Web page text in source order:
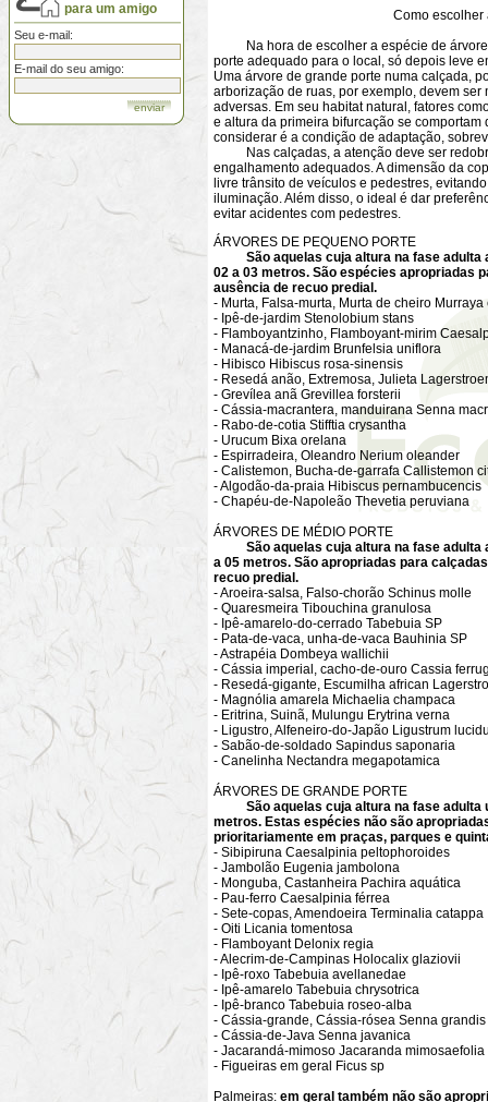
para um amigo
Seu e-mail:
E-mail do seu amigo:
Como escolher a
Na hora de escolher a espécie de árvore
porte adequado para o local, só depois leve
Uma árvore de grande porte numa calçada,
arborização de ruas, por exemplo, devem
adversas. Em seu habitat natural, fatores
e altura da primeira bifurcação se
considerar é a condição de adaptação,
Nas calçadas, a atenção deve ser
engalhamento adequados. A dimensão da
livre trânsito de veículos e pedestres,
iluminação. Além disso, o ideal é dar
evitar acidentes com pedestres.
ÁRVORES DE PEQUENO PORTE
São aquelas cuja altura na fase
02 a 03 metros. São espécies apropriadas
ausência de recuo predial.
- Murta, Falsa-murta, Murta de cheiro Murraya
- Ipê-de-jardim Stenolobium stans
- Flamboyantzinho, Flamboyant-mirim
- Manacá-de-jardim Brunfelsia uniflora
- Hibisco Hibiscus rosa-sinensis
- Resedá anão, Extremosa, Julieta
- Grevílea anã Grevillea forsterii
- Cássia-macrantera, manduirana Senna
- Rabo-de-cotia Stifftia crysantha
- Urucum Bixa orelana
- Espirradeira, Oleandro Nerium oleander
- Calistemon, Bucha-de-garrafa Callistemon
- Algodão-da-praia Hibiscus pernambucencis
- Chapéu-de-Napoleão Thevetia peruviana
ÁRVORES DE MÉDIO PORTE
São aquelas cuja altura na fase
a 05 metros. São apropriadas para
recuo predial.
- Aroeira-salsa, Falso-chorão Schinus molle
- Quaresmeira Tibouchina granulosa
- Ipê-amarelo-do-cerrado Tabebuia SP
- Pata-de-vaca, unha-de-vaca Bauhinia SP
- Astrapéia Dombeya wallichii
- Cássia imperial, cacho-de-ouro Cassia
- Resedá-gigante, Escumilha african
- Magnólia amarela Michaelia champaca
- Eritrina, Suinã, Mulungu Erytrina verna
- Ligustro, Alfeneiro-do-Japão Ligustrum
- Sabão-de-soldado Sapindus saponaria
- Canelinha Nectandra megapotamica
ÁRVORES DE GRANDE PORTE
São aquelas cuja altura na fase
metros. Estas espécies não são
prioritariamente em praças, parques e
- Sibipiruna Caesalpinia peltophoroides
- Jambolão Eugenia jambolona
- Monguba, Castanheira Pachira aquática
- Pau-ferro Caesalpinia férrea
- Sete-copas, Amendoeira Terminalia catappa
- Oiti Licania tomentosa
- Flamboyant Delonix regia
- Alecrim-de-Campinas Holocalix glaziovii
- Ipê-roxo Tabebuia avellanedae
- Ipê-amarelo Tabebuia chrysotrica
- Ipê-branco Tabebuia roseo-alba
- Cássia-grande, Cássia-rósea Senna grandis
- Cássia-de-Java Senna javanica
- Jacarandá-mimoso Jacaranda mimosaefolia
- Figueiras em geral Ficus sp
Palmeiras: em geral também não são